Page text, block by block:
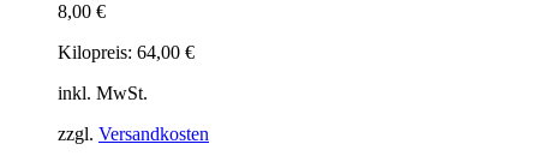
8,00 €
Kilopreis: 64,00 €
inkl. MwSt.
zzgl. Versandkosten